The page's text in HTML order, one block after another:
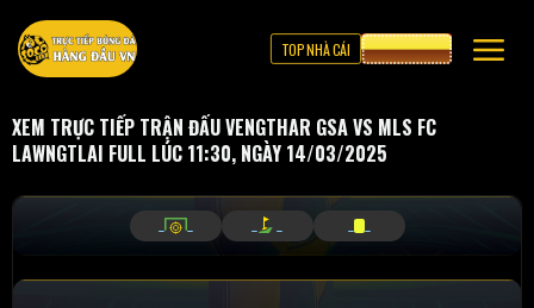
TOP NHÀ CÁI CƯỢC 8XBET
XEM TRỰC TIẾP TRẬN ĐẤU VENGTHAR GSA VS MLS FC
LAWNGTLAI FULL LÚC 11:30, NGÀY 14/03/2025
_ _